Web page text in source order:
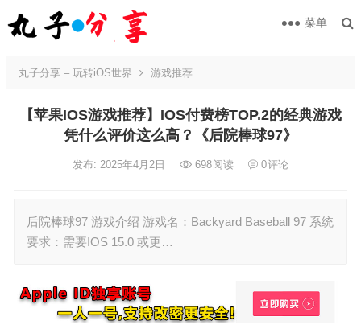
菜单
丸子分享 – 玩转iOS世界 游戏推荐
【苹果IOS游戏推荐】IOS付费榜TOP.2的经典游戏
凭什么评价这么高？《后院棒球97》
发布: 2025年4月2日 698阅读 0评论
后院棒球97 游戏介绍 游戏名：Backyard Baseball 97 系统
要求：需要IOS 15.0 或更…